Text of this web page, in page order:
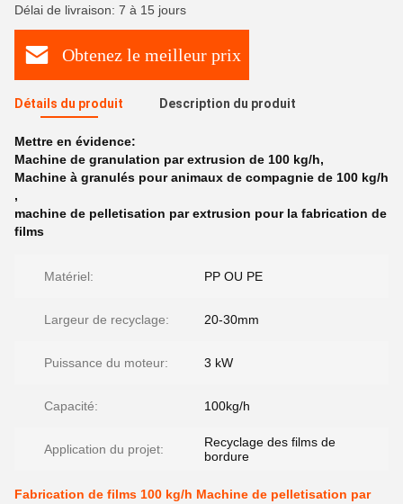
Délai de livraison: 7 à 15 jours
Obtenez le meilleur prix
Détails du produit Description du produit
Mettre en évidence:
Machine de granulation par extrusion de 100 kg/h,
Machine à granulés pour animaux de compagnie de 100 kg/h
,
machine de pelletisation par extrusion pour la fabrication de
films
Matériel: PP OU PE
Largeur de recyclage: 20-30mm
Puissance du moteur: 3 kW
Capacité: 100kg/h
Application du projet:
Recyclage des films de
bordure
Fabrication de films 100 kg/h Machine de pelletisation par